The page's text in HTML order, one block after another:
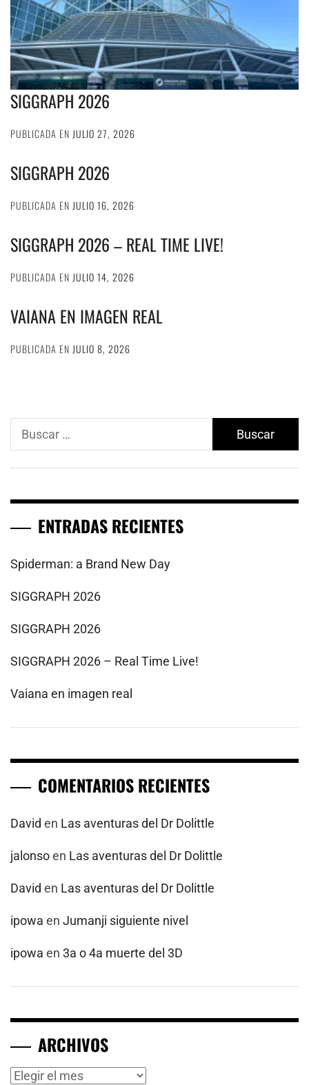
SIGGRAPH 2026
PUBLICADA EN JULIO 27, 2026
SIGGRAPH 2026
PUBLICADA EN JULIO 16, 2026
SIGGRAPH 2026 – REAL TIME LIVE!
PUBLICADA EN JULIO 14, 2026
VAIANA EN IMAGEN REAL
PUBLICADA EN JULIO 8, 2026
Buscar:
ENTRADAS RECIENTES
Spiderman: a Brand New Day
SIGGRAPH 2026
SIGGRAPH 2026
SIGGRAPH 2026 – Real Time Live!
Vaiana en imagen real
COMENTARIOS RECIENTES
David en Las aventuras del Dr Dolittle
jalonsoen Las aventuras del Dr Dolittle
David en Las aventuras del Dr Dolittle
ipowa en Jumanji siguiente nivel
ipowa en 3a o 4a muerte del 3D
ARCHIVOS
Archivos